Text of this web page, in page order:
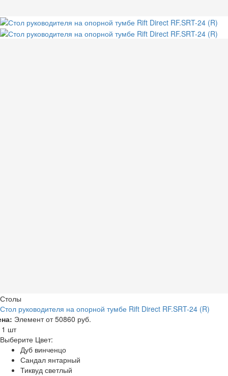
Столы
Стол руководителя на опорной тумбе Rift Direct RF.SRT-24 (R)
Элемент от 50860 руб.
1 шт
Выберите Цвет:
Дуб винченцо
Сандал янтарный
Тиквуд светлый